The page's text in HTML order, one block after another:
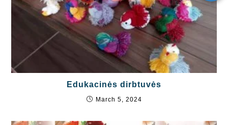
Edukacinės dirbtuvės
March 5, 2024